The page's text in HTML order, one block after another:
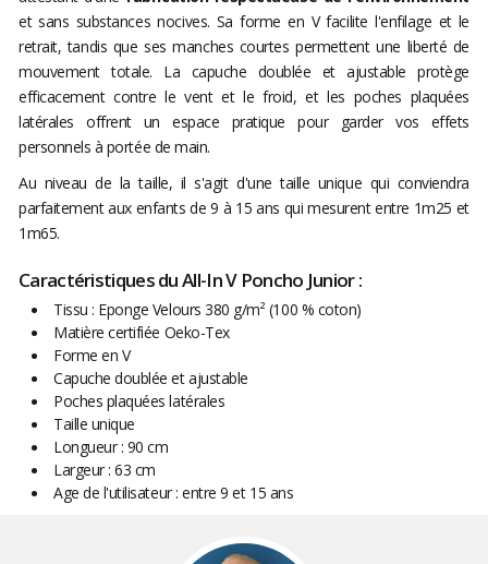
et sans substances nocives. Sa forme en V facilite l'enfilage et le
retrait, tandis que ses manches courtes permettent une liberté de
mouvement totale. La capuche doublée et ajustable protège
efficacement contre le vent et le froid, et les poches plaquées
latérales offrent un espace pratique pour garder vos effets
personnels à portée de main.
Au niveau de la taille, il s'agit d'une taille unique qui conviendra
parfaitement aux enfants de 9 à 15 ans qui mesurent entre 1m25 et
1m65.
Caractéristiques du All-In V Poncho Junior :
Tissu : Eponge Velours 380 g/m² (100 % coton)
Matière certifiée Oeko-Tex
Forme en V
Capuche doublée et ajustable
Poches plaquées latérales
Taille unique
Longueur : 90 cm
Largeur : 63 cm
Age de l'utilisateur : entre 9 et 15 ans